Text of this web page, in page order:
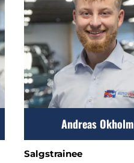
Andreas Okholm
Salgstrainee